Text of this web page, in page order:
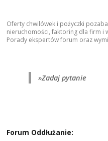
Oferty chwilówek i pożyczki
nieruchomości, faktoring dla firm i
Porady ekspertów forum oraz
»Zadaj pytanie
Forum Oddłużanie: